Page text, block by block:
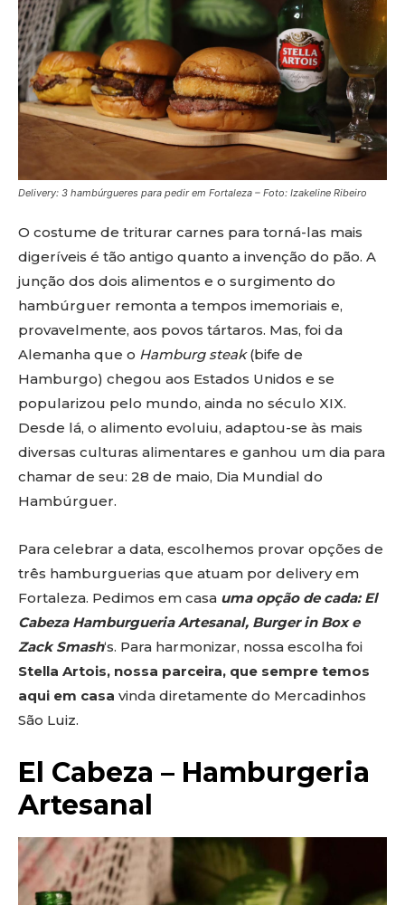
Delivery: 3 hambúrgueres para pedir em Fortaleza – Foto: Izakeline Ribeiro
O costume de triturar carnes para torná-las mais
digeríveis é tão antigo quanto a invenção do pão. A
junção dos dois alimentos e o surgimento do
hambúrguer remonta a tempos imemoriais e,
provavelmente, aos povos tártaros. Mas, foi da
Alemanha que o Hamburg steak(bife de
Hamburgo) chegou aos Estados Unidos e se
popularizou pelo mundo, ainda no século XIX.
Desde lá, o alimento evoluiu, adaptou-se às mais
diversas culturas alimentares e ganhou um dia para
chamar de seu: 28 de maio, Dia Mundial do
Hambúrguer.
Para celebrar a data, escolhemos provar opções de
três hamburguerias que atuam por delivery em
Fortaleza. Pedimos em casa uma opção de cada: El
Cabeza Hamburgueria Artesanal, Burger in Box e
Zack Smash‘s. Para harmonizar, nossa escolha foi
Stella Artois, nossa parceira, que sempre temos
aqui em casa vinda diretamente do Mercadinhos
São Luiz.
El Cabeza – Hamburgeria
Artesanal